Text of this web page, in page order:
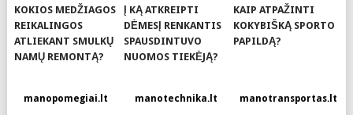
KOKIOS MEDŽIAGOS
REIKALINGOS
ATLIEKANT SMULKŲ
NAMŲ REMONTĄ?
Į KĄ ATKREIPTI
DĖMESĮ RENKANTIS
SPAUSDINTUVO
NUOMOS TIEKĖJĄ?
KAIP ATPAŽINTI
KOKYBIŠKĄ SPORTO
PAPILDĄ?
manopomegiai.lt manotechnika.lt manotransportas.lt